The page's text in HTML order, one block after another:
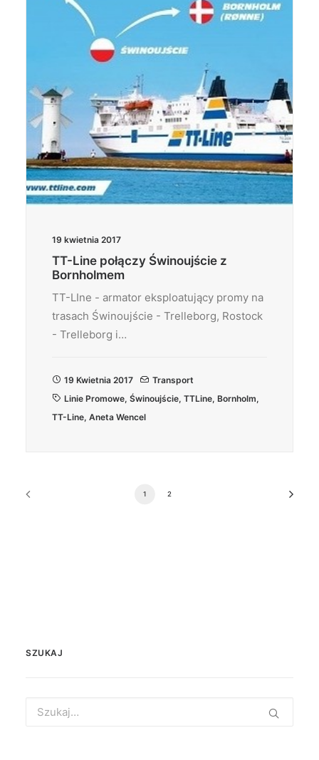
19 kwietnia 2017
TT-Line połączy Świnoujście z
Bornholmem
TT-LIne - armator eksploatujący promy na
trasach Świnoujście - Trelleborg, Rostock
- Trelleborg i…
19 Kwietnia 2017
Transport
Linie Promowe, Świnoujście, TTLine, Bornholm,
TT-Line, Aneta Wencel
1 2
SZUKAJ
for: